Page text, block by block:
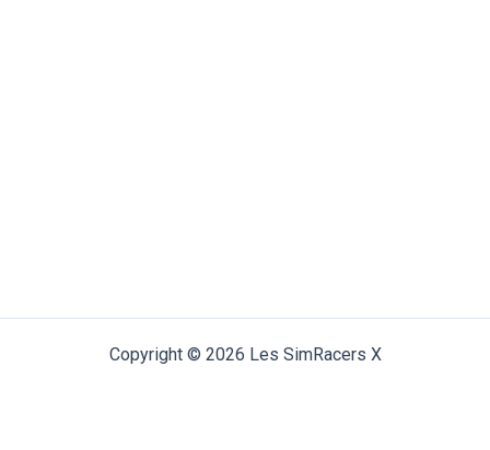
Copyright © 2026 Les SimRacers X